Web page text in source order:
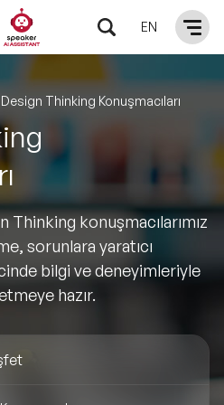
EN
Design Thinking Konuşmacıları
konuşmacılarımız
sorunlara yaratıcı
bilgi ve deneyimleriyle
hazır.